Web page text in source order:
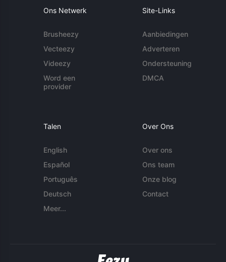
Ons Netwerk
Brusheezy
Vecteezy
Videezy
Word een
provider
Site-Links
Aanbiedingen
Adverteren
Ondersteuning
DMCA
Talen
English
Español
Português
Deutsch
Meer...
Over Ons
Over ons
Ons team
Onze blog
Contact